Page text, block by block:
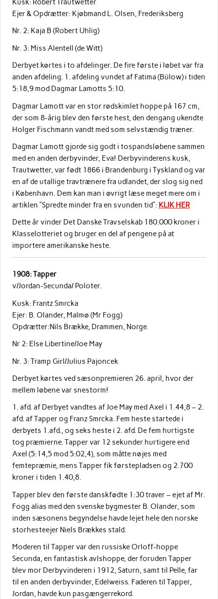
Kusk: Robert Trautwetter
Ejer & Opdrætter: Kjøbmand L. Olsen, Frederiksberg
Nr. 2: Kaja B (Robert Uhlig)
Nr. 3: Miss Alentell (de Witt)
Derbyet kørtes i to afdelinger. De fire første i løbet var fra
anden afdeling. 1. afdeling vundet af Fatima (Bülow) i tiden
5:18,9 mod Dagmar Lamotts 5:10.
Dagmar Lamott var en stor rødskimlet hoppe på 167 cm,
der som 8-årig blev den første hest, den dengang ukendte
Holger Fischmann vandt med som selvstændig træner.
Dagmar Lamott gjorde sig godt i tospandsløbene sammen
med en anden derbyvinder, Eva! Derbyvinderens kusk,
Trautwetter, var født 1866 i Brandenburg i Tyskland og var
en af de utallige travtrænere fra udlandet, der slog sig ned
i København. Dem kan man i øvrigt læse meget mere om i
artiklen “Spredte minder fra en svunden tid”: KLIK HER
Dette år vinder Det Danske Travselskab 180.000 kroner i
Klasselotteriet og bruger en del af pengene på at
importere amerikanske heste.
1908: Tapper
v/Jordan-Secunda/ Poloter.
Kusk: Frantz Smrcka
Ejer: B. Olander, Malmø (Mr Fogg)
Opdrætter:Nils Brække, Drammen, Norge.
Nr 2: Else Libertine/Joe May
Nr. 3: Tramp Girl/Julius Pajoncek
Derbyet kørtes ved sæsonpremieren 26. april, hvor der
mellem løbene var snestorm!
1. afd. af Derbyet vandtes af Joe May med Axel i 1.44,8 – 2.
afd. af Tapper og Franz Smrcka. Fem heste startede i
derbyets 1.afd., og seks heste i 2. afd. De fem hurtigste
tog præmierne. Tapper var 12 sekunder hurtigere end
Axel (5:14,5 mod 5:02,4), som måtte nøjes med
femtepræmie, mens Tapper fik førstepladsen og 2.700
kroner i tiden 1.40,8.
Tapper blev den første danskfødte 1:30 traver – ejet af Mr.
Fogg alias med den svenske bygmester B. Olander, som
inden sæsonens begyndelse havde lejet hele den norske
storhesteejer Niels Brækkes stald.
Moderen til Tapper var den russiske Orloff-hoppe
Secunda, en fantastisk avlshoppe, der foruden Tapper
blev mor Derbyvinderen i 1912, Saturn, samt til Pelle, far
til en anden derbyvinder, Edelweiss. Faderen til Tapper,
Jordan, havde kun pasgængerrekord.